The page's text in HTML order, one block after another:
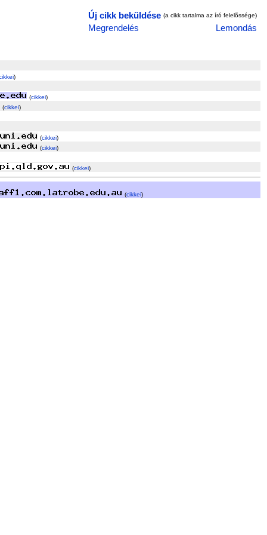
Új cikk beküldése (a cikk tartalma az író felelõssége)
Megrendelés Lemondás
)
(cikkei)
(cikkei)
(cikkei)
(cikkei)
(cikkei)
(cikkei)